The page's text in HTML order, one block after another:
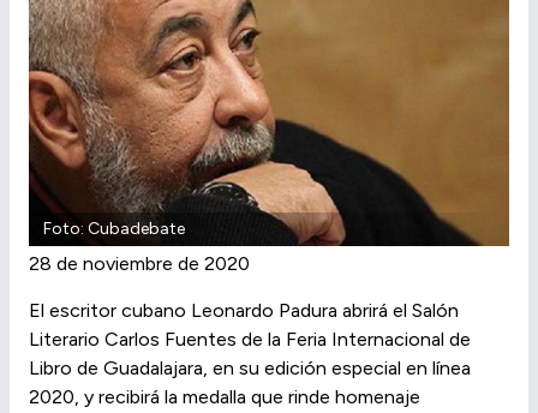
Foto: Cubadebate
28 de noviembre de 2020
El escritor cubano Leonardo Padura abrirá el Salón
Literario Carlos Fuentes de la Feria Internacional de
Libro de Guadalajara, en su edición especial en línea
2020, y recibirá la medalla que rinde homenaje